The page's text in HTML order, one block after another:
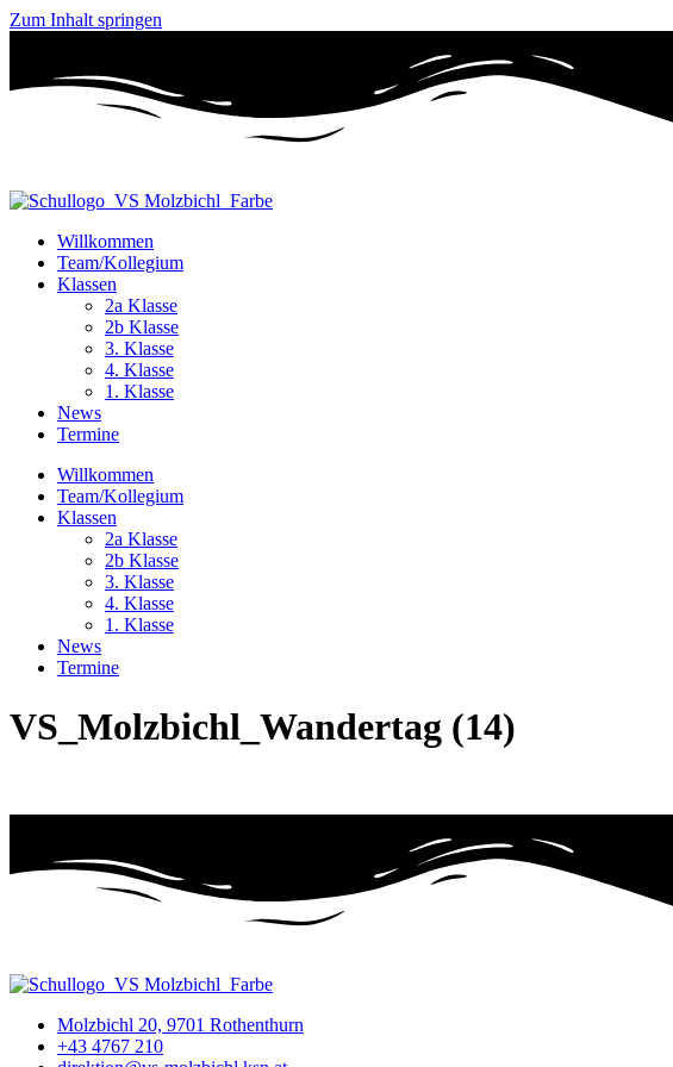
Zum Inhalt springen
Willkommen
Team/Kollegium
Klassen
2a Klasse
2b Klasse
3. Klasse
4. Klasse
1. Klasse
News
Termine
Willkommen
Team/Kollegium
Klassen
2a Klasse
2b Klasse
3. Klasse
4. Klasse
1. Klasse
News
Termine
VS_Molzbichl_Wandertag (14)
Molzbichl 20, 9701 Rothenthurn
+43 4767 210